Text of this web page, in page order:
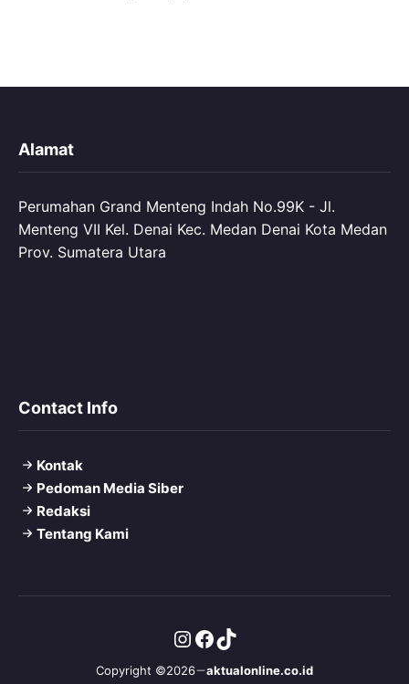
Alamat
Perumahan Grand Menteng Indah No.99K - Jl.
Menteng VII Kel. Denai Kec. Medan Denai Kota Medan
Prov. Sumatera Utara
Contact Info
Kontak
Pedoman Media Siber
Redaksi
Tentang Kami
Copyright ©2026 aktualonline.co.id
Instagram
Facebook
TikTok